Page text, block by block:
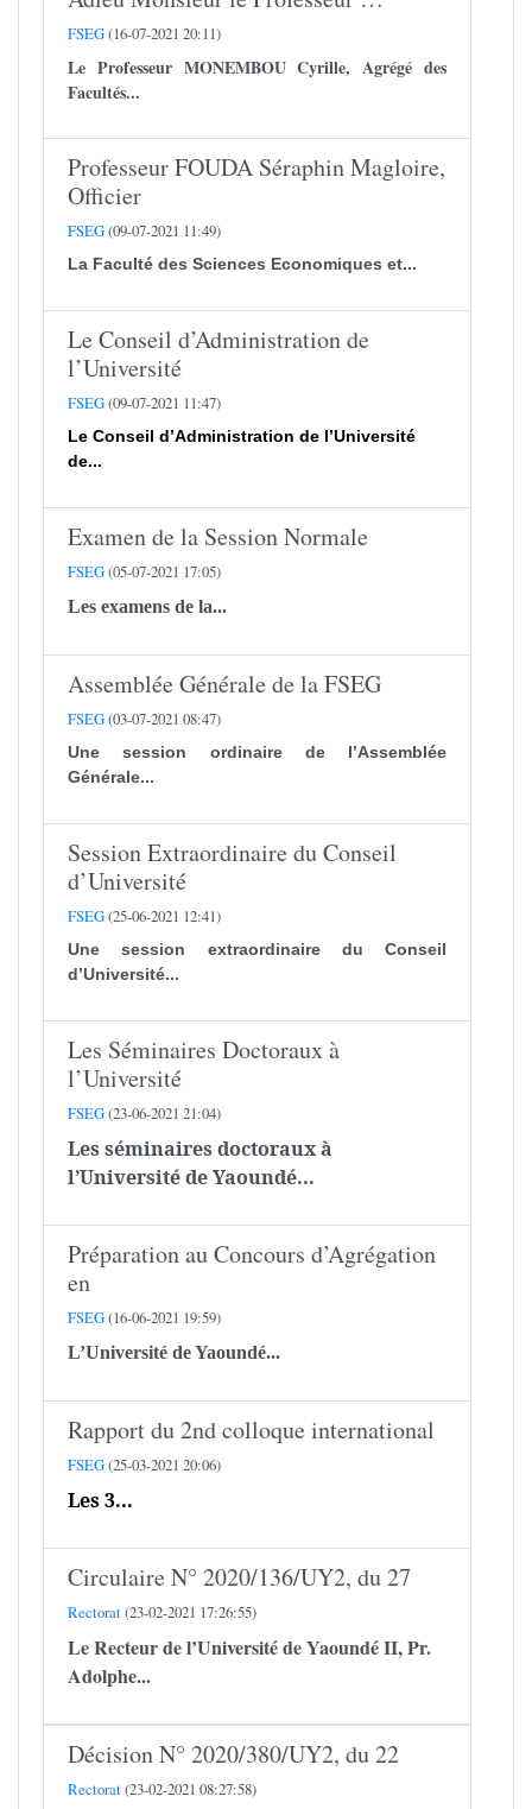
FSEG(16-07-2021 20:11)
Le Professeur MONEMBOU Cyrille, Agrégé des
Facultés...
Professeur FOUDA Séraphin Magloire,
Officier
FSEG(09-07-2021 11:49)
La Faculté des Sciences Economiques et...
Le Conseil d’Administration de
l’Université
FSEG(09-07-2021 11:47)
Le Conseil d’Administration de l’Université
de...
Examen de la Session Normale
FSEG(05-07-2021 17:05)
Les examens de la...
Assemblée Générale de la FSEG
FSEG(03-07-2021 08:47)
Une session ordinaire de l’Assemblée
Générale...
Session Extraordinaire du Conseil
d’Université
FSEG(25-06-2021 12:41)
Une session extraordinaire du Conseil
d’Université...
Les Séminaires Doctoraux à
l’Université
FSEG(23-06-2021 21:04)
Les séminaires doctoraux à
l’Université de Yaoundé...
Préparation au Concours d’Agrégation
en
FSEG(16-06-2021 19:59)
L’Université de Yaoundé...
Rapport du 2nd colloque international
FSEG(25-03-2021 20:06)
Les 3...
Circulaire N° 2020/136/UY2, du 27
Rectorat(23-02-2021 17:26:55)
Le Recteur de l’Université de Yaoundé II,Pr.
Adolphe...
Décision N° 2020/380/UY2, du 22
Rectorat(23-02-2021 08:27:58)